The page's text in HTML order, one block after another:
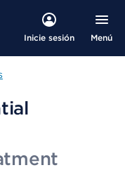
Inicie sesión Menú